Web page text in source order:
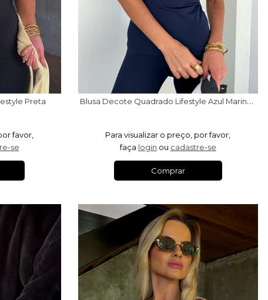
Preta
favor,
se
B
lusa Decote Quadrado Lifestyle Azul Marinho
Para visualizar o preço, por favor,
faça login ou cadastre-se
Comprar